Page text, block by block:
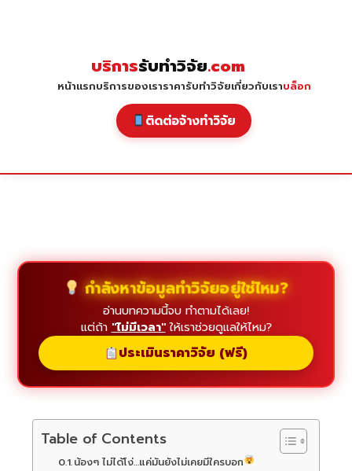
บริการรับทำวิจัย.com
หน้าแรกบริการของเราราคารับทำวิจัยเกี่ยวกับเราบล็อก
ติดต่อจ้างทำวิจัย
กำลังหาข้อมูลทำวิจัยอยู่ใช่ไหม?
อ่านบทความนี้จบ ทำตามได้เลย!
แต่ถ้า "ไม่มีเวลา"ให้เราช่วยดูแลให้ไหม?
ประเมินราคาวิจัย (ฟรี)
Table of Contents
น้องๆ ไม่ได้โง่…แค่มันยังไม่เคยมีใครบอก